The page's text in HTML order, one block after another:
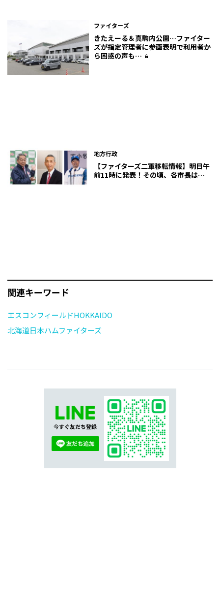
ファイターズ
きたえーる＆真駒内公園…ファイター
ズが指定管理者に参画表明で利用者か
ら困惑の声も…
地方行政
【ファイターズ二軍移転情報】明日午
前11時に発表！その頃、各市長は…
関連キーワード
エスコンフィールドHOKKAIDO
北海道日本ハムファイターズ
今すぐ友だち登録